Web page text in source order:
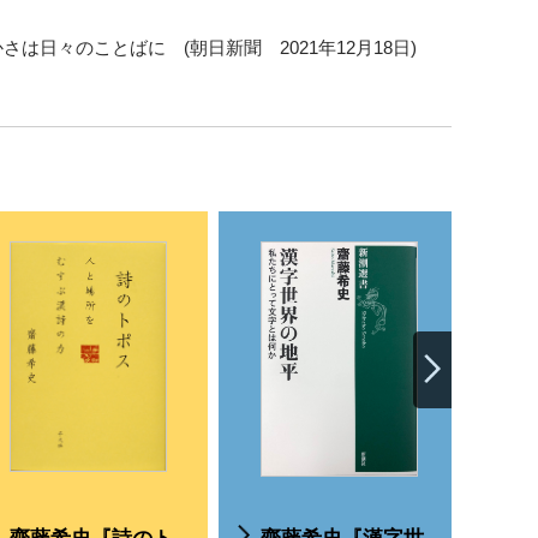
は日々のことばに (朝日新聞 2021年12月18日)